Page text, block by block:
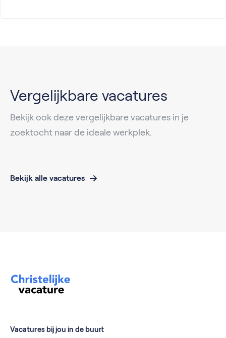
Vergelijkbare vacatures
Bekijk ook deze vergelijkbare vacatures in je
zoektocht naar de ideale werkplek.
Bekijk alle vacatures
Vacatures bij jou in de buurt